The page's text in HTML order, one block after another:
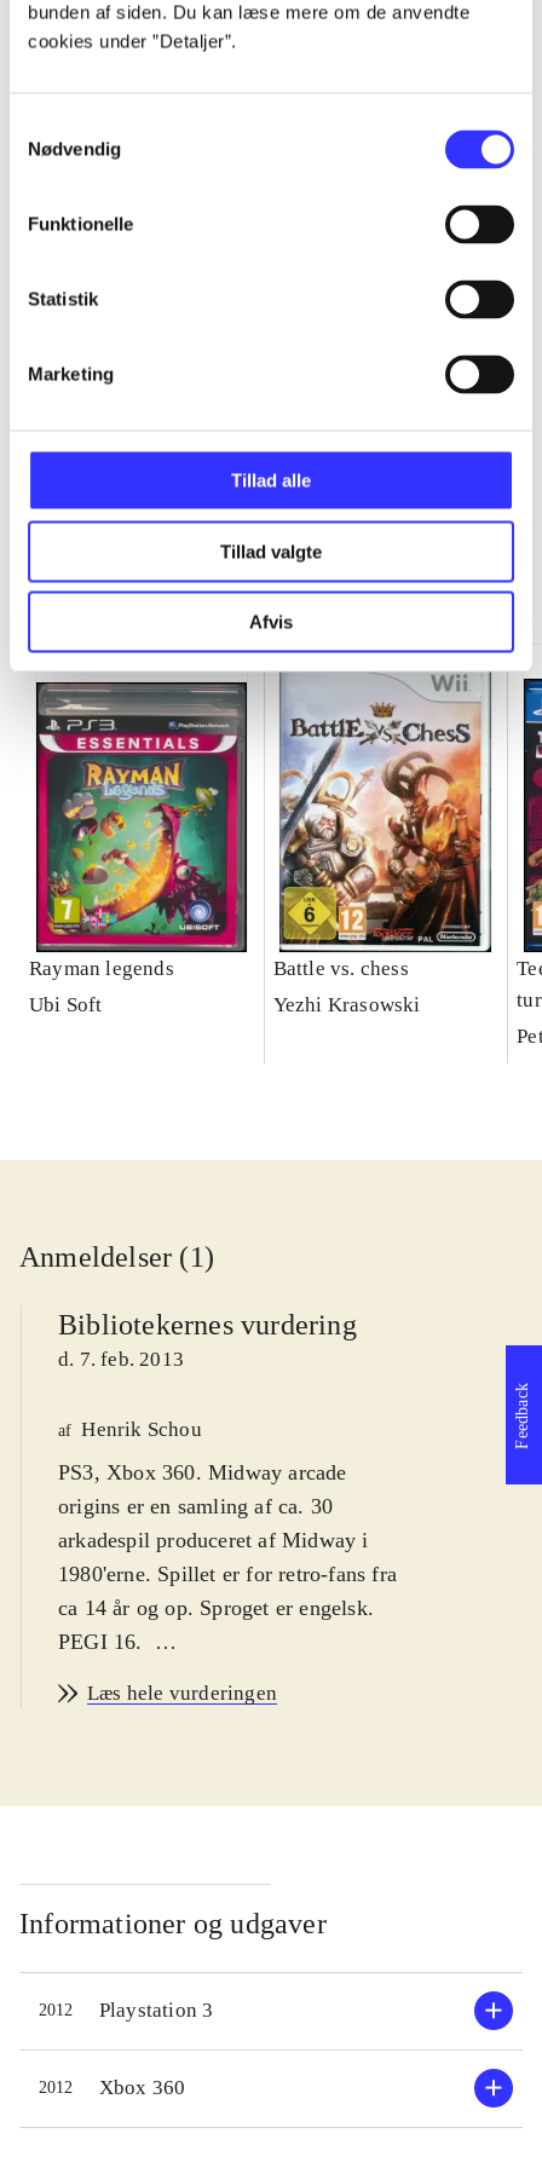
bunden af siden. Du kan læse mere om de anvendte
cookies under ”Detaljer”.
Nødvendig
Funktionelle
Statistik
Marketing
Tillad alle
Tillad valgte
Afvis
Alle registrerede artikler fordelt på udgivelser
Minder om
Rayman legends
Ubi Soft
Battle vs. chess
Yezhi Krasowski
Anmeldelser (1)
Bibliotekernes vurdering
d. 7. feb. 2013
af Henrik Schou
PS3, Xbox 360. Midway arcade
origins er en samling af ca. 30
arkadespil produceret af Midway i
1980'erne. Spillet er for retro-fans fra
ca 14 år og op. Sproget er engelsk.
PEGI 16.
som man kan huske fra dengang man
spillemaskinerne bagerst i grillbaren.
fordelt på fem kategorier: action,
driving, platform, shooter og sports.
De fleste af dem er relativt ukendte.
Der er dog blevet plads til klassikere
som Defender, Gauntlet, Joust,
Marble Madness, Rampage,
Robotron, Tapper, Smash T.V. og
Læs hele vurderingen
Informationer og udgaver
2012 Playstation 3
2012 Xbox 360
Feedback